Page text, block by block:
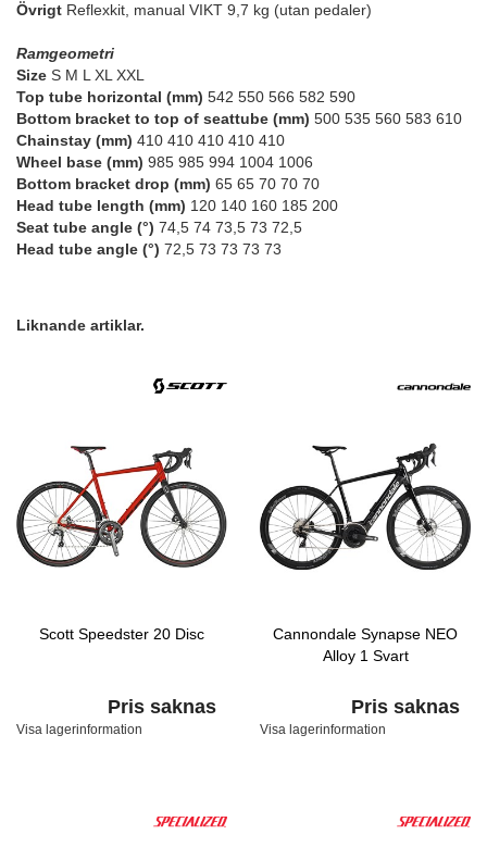
Övrigt Reflexkit, manual VIKT 9,7 kg (utan pedaler)
Ramgeometri
Size S M L XL XXL
Top tube horizontal (mm) 542 550 566 582 590
Bottom bracket to top of seattube (mm) 500 535 560 583 610
Chainstay (mm) 410 410 410 410 410
Wheel base (mm) 985 985 994 1004 1006
Bottom bracket drop (mm) 65 65 70 70 70
Head tube length (mm) 120 140 160 185 200
Seat tube angle (°) 74,5 74 73,5 73 72,5
Head tube angle (°) 72,5 73 73 73 73
Liknande artiklar.
Scott Speedster 20 Disc
Pris saknas
Visa lagerinformation
Cannondale Synapse NEO
Alloy 1 Svart
Pris saknas
Visa lagerinformation